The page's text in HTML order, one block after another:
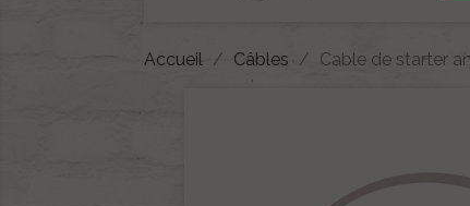
Accueil Câbles Cable de starter